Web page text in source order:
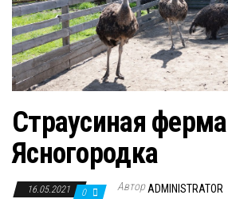
Страусиная
Ясногородка
16.05.2021 0 АвторADMINISTRATOR